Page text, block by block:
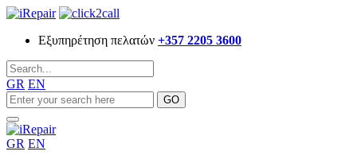
Εξυπηρέτηση πελατών +357 2205 3600
GR EN
GR EN